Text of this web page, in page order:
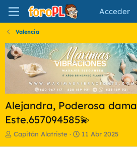
Acceder
Valencia
Alejandra, Poderosa
Este.657094585💫
I
Capitán Alatriste
F11 Abr 2025